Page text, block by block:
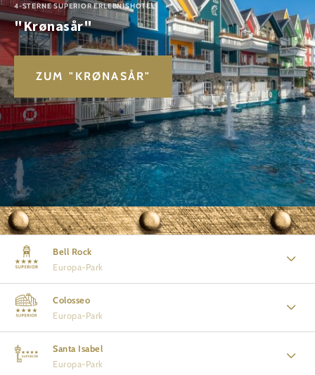
4-STERNE SUPERIOR ERLEBNISHOTEL
"Krønasår"
ZUM "KRØNASÅR"
Bell Rock
Europa-Park
Colosseo
Europa-Park
Santa Isabel
Europa-Park